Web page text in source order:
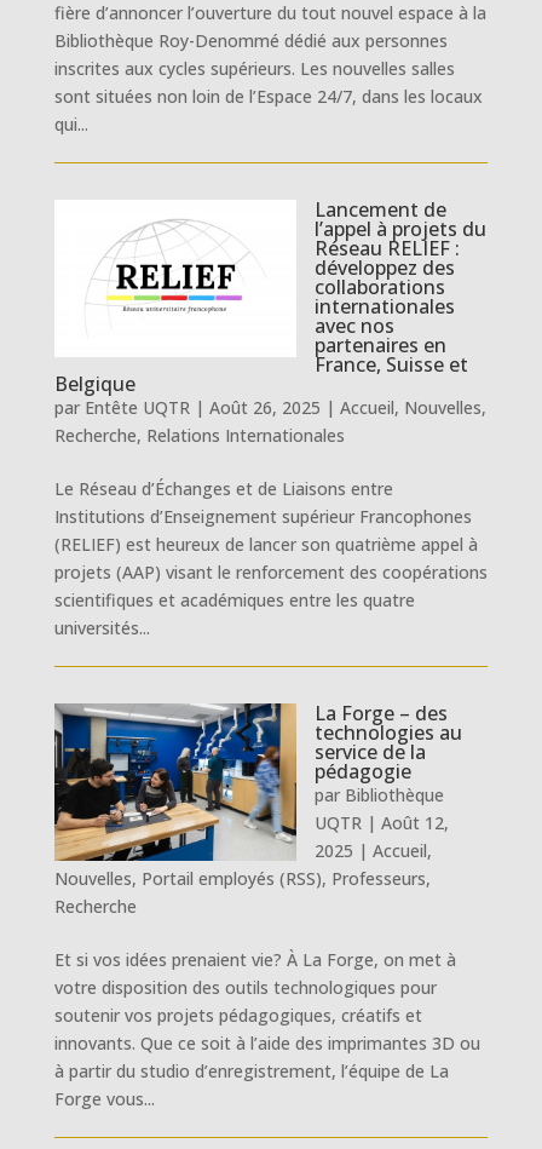
fière d’annoncer l’ouverture du tout nouvel espace à la
Bibliothèque Roy-Denommé dédié aux personnes
inscrites aux cycles supérieurs. Les nouvelles salles
sont situées non loin de l’Espace 24/7, dans les locaux
qui...
Lancement de
l’appel à projets du
Réseau RELIEF :
développez des
collaborations
internationales
avec nos
partenaires en
France, Suisse et
Belgique
par Entête UQTR| Août 26, 2025 | Accueil, Nouvelles,
Recherche, Relations Internationales
Le Réseau d’Échanges et de Liaisons entre
Institutions d’Enseignement supérieur Francophones
(RELIEF) est heureux de lancer son quatrième appel à
projets (AAP) visant le renforcement des coopérations
scientifiques et académiques entre les quatre
universités...
La Forge – des
technologies au
service de la
pédagogie
par Bibliothèque
UQTR| Août 12,
2025 | Accueil,
Nouvelles, Portail employés (RSS), Professeurs,
Recherche
Et si vos idées prenaient vie? À La Forge, on met à
votre disposition des outils technologiques pour
soutenir vos projets pédagogiques, créatifs et
innovants. Que ce soit à l’aide des imprimantes 3D ou
à partir du studio d’enregistrement, l’équipe de La
Forge vous...